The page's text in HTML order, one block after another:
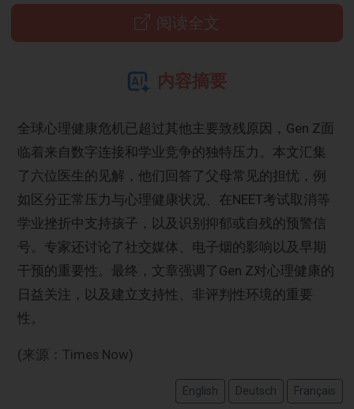
阅读全文
内容摘要
全球心理健康危机已超过其他主要致残原因，Gen Z面
临着来自数字连接和学业竞争的独特压力。本文汇集
了六位医生的见解，他们回答了父母常见的担忧，例
如区分正常压力与心理健康状况、在NEET考试取消等
学业挫折中支持孩子，以及识别抑郁或自残的预警信
号。专家还讨论了社交媒体、电子烟的影响以及早期
干预的重要性。最终，文章强调了Gen Z对心理健康的
日益关注，以及建立支持性、非评判性环境的重要
性。
(来源：Times Now)
English Deutsch Français